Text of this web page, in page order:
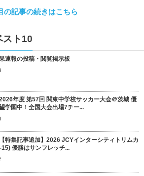
の記事の続きはこちら
スト10
速報の投稿・閲覧掲示板
年度 第57回 関東中学校サッカー大会＠茨城 優
学園中！全国大会出場7チー...
特集記事追加】2026 JCYインターシティトリムカ
15) 優勝はサンフレッチ...